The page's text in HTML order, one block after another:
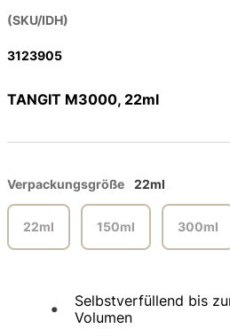
(SKU/IDH)
3123905
TANGIT M3000, 22ml
Verpackungsgröße 22ml
22ml 150ml 300ml
Selbstverfüllend bis
Volumen